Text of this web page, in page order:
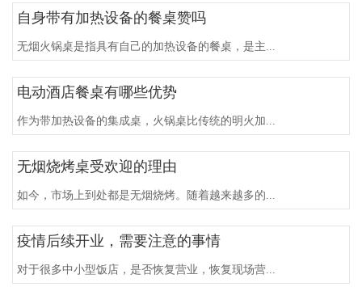
自身带有加热设备的餐桌赞吗
无烟火锅桌是指具有自己的加热设备的餐桌，是主...
电动酒店餐桌有哪些优势
作为带加热设备的集成桌，火锅桌比传统的明火加...
无烟烧烤桌受欢迎的理由
如今，市场上到处都是无烟烧烤。随着越来越多的...
疫情后续开业，需要注意的事情
对于很多中小型饭店，是否恢复营业，恢复现场营...